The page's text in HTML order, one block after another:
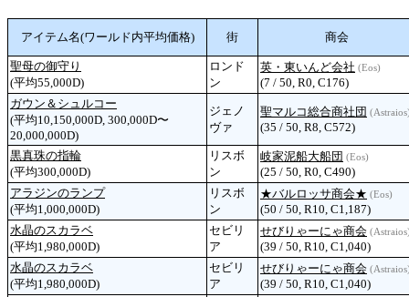
アイテム名(ワールド内平均価格) 街 商会
聖母の御守り
(平均55,000D)
ロンド
ン
英・東いんど会社 (Eos)
(7 / 50, R0, C176)
ガウン＆シュルコー
(平均10,150,000D, 300,000D〜
20,000,000D)
ジェノ
ヴァ
聖マルコ総合商社団
(35 / 50, R8, C572)
黒真珠の指輪
(平均300,000D)
リスボ
ン
岐家泥船大船団 (Eos)
(25 / 50, R0, C490)
アラジンのランプ
(平均1,000,000D)
リスボ
ン
★バルロッサ商会★ (Eos)
(50 / 50, R10, C1,187)
水晶のスカラベ
(平均1,980,000D)
セビリ
ア
せびりゃーにゃ商会
(39 / 50, R10, C1,040)
水晶のスカラベ
(平均1,980,000D)
セビリ
ア
せびりゃーにゃ商会
(39 / 50, R10, C1,040)